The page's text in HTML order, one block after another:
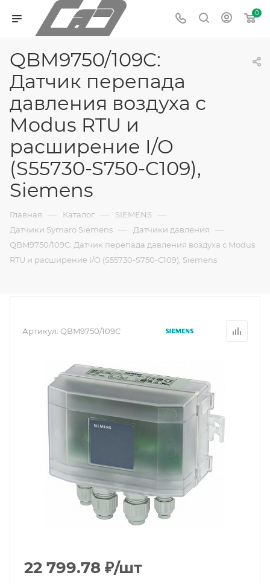
0
QBM9750/109C:
Датчик перепада
давления воздуха с
Modus RTU и
расширение I/O
(S55730-S750-C109),
Siemens
Главная — Каталог — SIEMENS —
Датчики Symaro Siemens — Датчики давления —
QBM9750/109C: Датчик перепада давления воздуха с Modus
RTU и расширение I/O (S55730-S750-C109), Siemens
Артикул: QBM9750/109C
22 799.78 ₽/шт